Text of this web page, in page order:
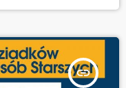
insert_link